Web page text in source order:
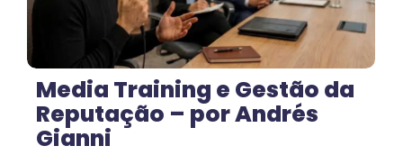
Media Training e Gestão da
Reputação – por Andrés
Gianni